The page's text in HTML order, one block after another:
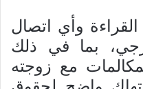
وأي اتصال
بما في ذلك
مع زوجته